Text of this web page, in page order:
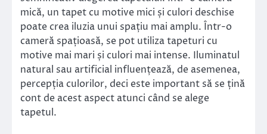
mică, un tapet cu motive mici și culori deschise
poate crea iluzia unui spațiu mai amplu. Într-o
cameră spațioasă, se pot utiliza tapeturi cu
motive mai mari și culori mai intense. Iluminatul
natural sau artificial influențează, de asemenea,
percepția culorilor, deci este important să se țină
cont de acest aspect atunci când se alege
tapetul.